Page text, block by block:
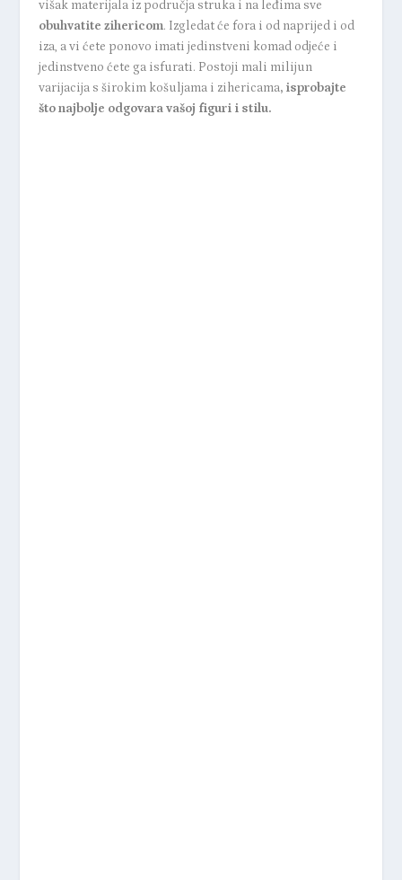
višak materijala iz područja struka i na leđima sve
obuhvatite zihericom. Izgledat će fora i od naprijed i od
iza, a vi ćete ponovo imati jedinstveni komad odjeće i
jedinstveno ćete ga isfurati. Postoji mali milijun
varijacija s širokim košuljama i zihericama, isprobajte
što najbolje odgovara vašoj figuri i stilu.